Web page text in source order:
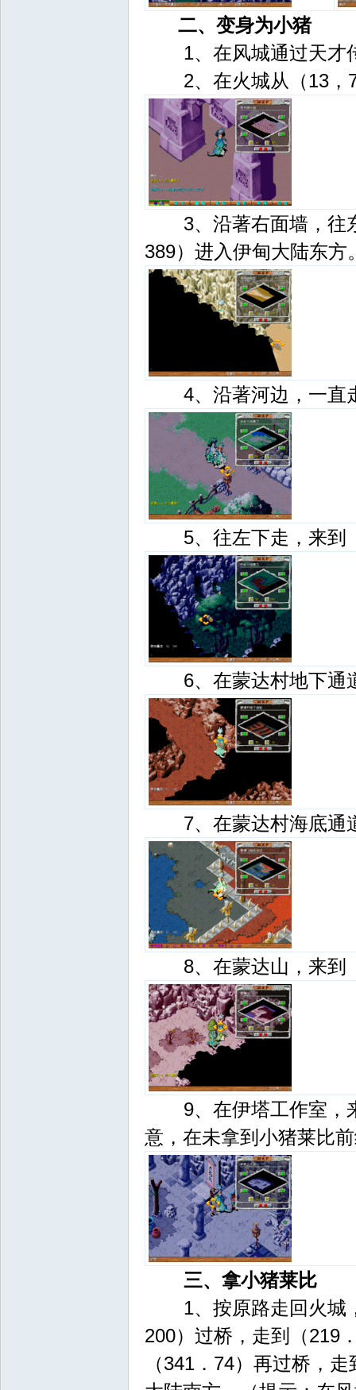
二、变身为小猪
1、在风城通过天才
2、在火城从（13，
3、沿著右面墙，往东
389）进入伊甸大陆东方
4、沿著河边，一直走
5、往左下走，来到
6、在蒙达村地下通
7、在蒙达村海底通
8、在蒙达山，来到
9、在伊塔工作室，来
意，在未拿到小猪莱比
三、拿小猪莱比
1、按原路走回火城，
200）过桥，走到（219
（341．74）再过桥，